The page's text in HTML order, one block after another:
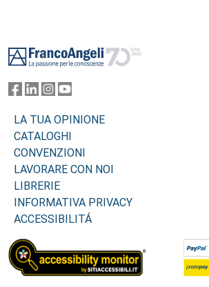
LA TUA OPINIONE
CATALOGHI
CONVENZIONI
LAVORARE CON NOI
LIBRERIE
INFORMATIVA PRIVACY
ACCESSIBILITÁ